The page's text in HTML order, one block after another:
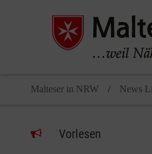
Malteser in NRW News
Vorlesen